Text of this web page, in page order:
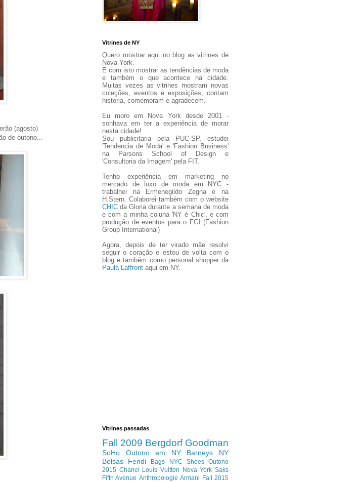
(agosto)
de outono...
Vitrines de NY
Quero mostrar aqui no blog as vitrines de
Nova York.
E com isto mostrar as tendências de moda
e também o que acontece na cidade.
Muitas vezes as vitrines mostram novas
coleções, eventos e exposições, contam
historia, comemoram e agradecem.
Eu moro em Nova York desde 2001 -
sonhava em ter a experiência de morar
nesta cidade!
Sou publicitaria pela PUC-SP, estudei
'Tendencia de Moda' e 'Fashion Business'
na Parsons School of Design e
'Consultoria da Imagem' pela FIT.
Tenho experiência em marketing no
mercado de luxo de moda em NYC -
trabalhei na Ermenegildo Zegna e na
H.Stern. Colaborei também com o website
CHIC da Gloria durante a semana de moda
e com a minha coluna 'NY é Chic', e com
produção de eventos para o FGI (Fashion
Group International)
Agora, depois de ter virado mãe resolvi
seguir o coração e estou de volta com o
blog e também como personal shopper da
Paula Laffront aqui em NY.
Vitrines passadas
Fall 2009 Bergdorf Goodman
SoHo Outono em NY
Barneys NY
Bolsas
Fendi Bags NYC Shoes Outono
2015 Chanel Louis Vuitton Nova York Saks
Fifth Avenue Anthropologie Armani Fall 2015